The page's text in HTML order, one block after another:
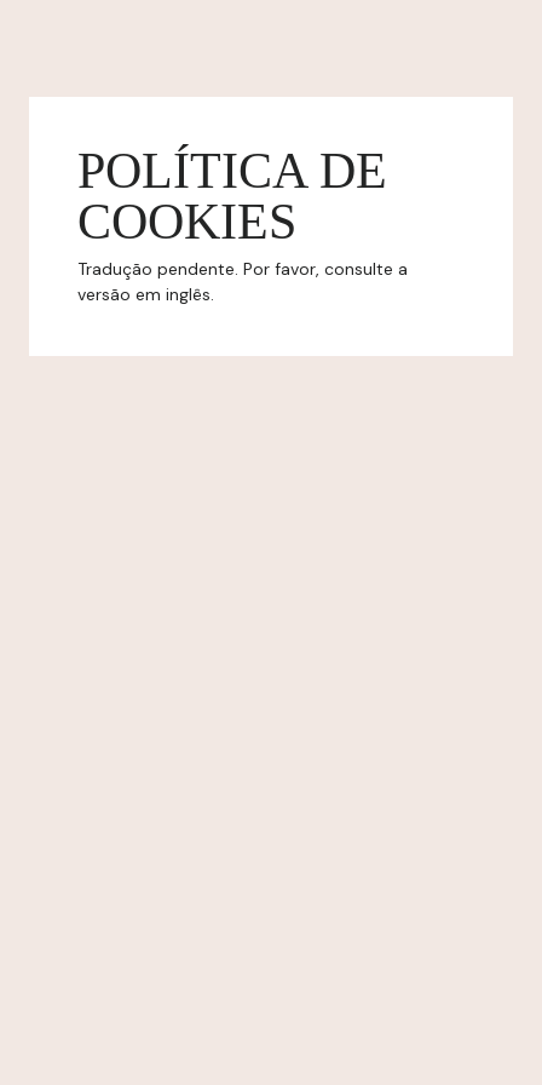
POLÍTICA DE
COOKIES
Tradução pendente. Por favor, consulte a
versão em inglês.